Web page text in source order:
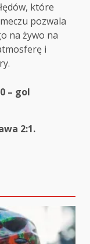
które
pozwala
na żywo na
i
– gol
2:1.